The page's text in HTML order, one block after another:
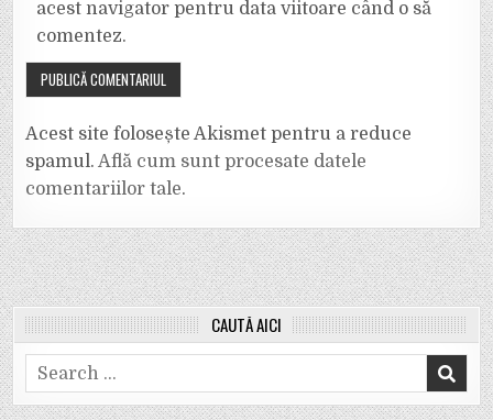
acest navigator pentru data viitoare când o să
comentez.
Acest site folosește Akismet pentru a reduce
spamul.Află cum sunt procesate datele
comentariilor tale.
CAUTĂ AICI
Search
for: